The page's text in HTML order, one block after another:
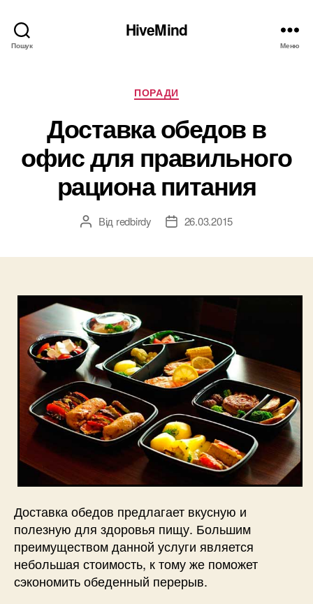
Пошук
HiveMind
Меню
Категорії
ПОРАДИ
Доставка обедов в
офис для правильного
рациона питания
Автор
Від redbirdy
Дата26.03.2015
Доставка обедов предлагает вкусную и
полезную для здоровья пищу. Большим
преимуществом данной услуги является
небольшая стоимость, к тому же поможет
сэкономить обеденный перерыв.